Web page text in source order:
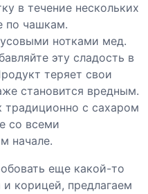
в течение нескольких
по чашкам.
нотками мед.
эту сладость в
теряет свои
становится вредным.
традиционно с сахаром
со всеми
начале.
еще какой-то
корицей, предлагаем